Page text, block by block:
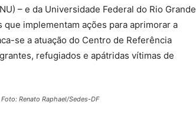
– e da Universidade Federal do Rio Grande
implementam ações para aprimorar a
se a atuação do Centro de Referência
refugiados e apátridas vítimas de
Renato Raphael/Sedes-DF